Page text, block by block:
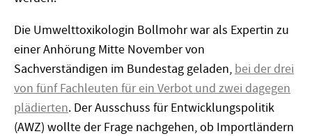
Die Umwelttoxikologin Bollmohr war als Expertin zu
einer Anhörung Mitte November von
Sachverständigen im Bundestag geladen, bei der drei
von fünf Fachleuten für ein Verbot und zwei dagegen
plädierten. Der Ausschuss für Entwicklungspolitik
(AWZ) wollte der Frage nachgehen, ob Importländern